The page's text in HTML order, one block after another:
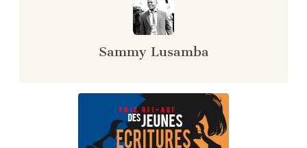
Sammy Lusamba